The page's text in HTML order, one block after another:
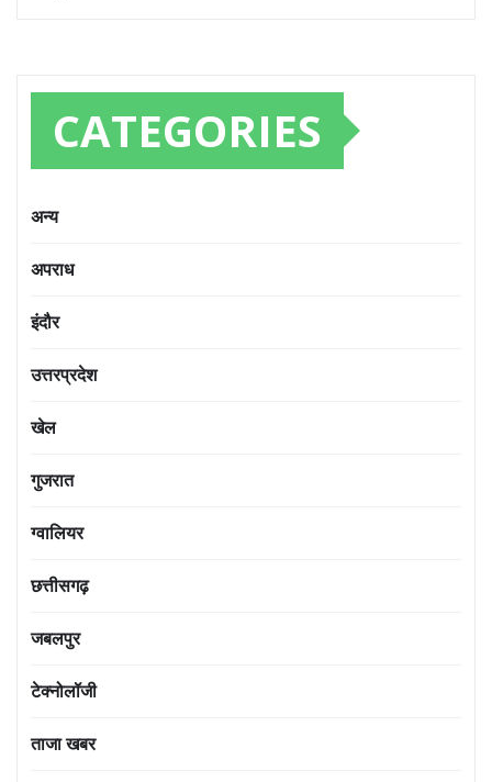
CATEGORIES
अन्य
अपराध
इंदौर
उत्तरप्रदेश
खेल
गुजरात
ग्वालियर
छत्तीसगढ़
जबलपुर
टेक्नोलॉजी
ताजा खबर